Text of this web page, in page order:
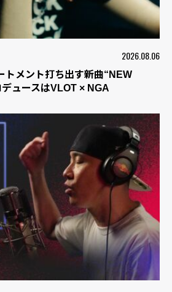
2026.08.06
トメント打ち出す新曲“NEW
ュースはVLOT × NGA